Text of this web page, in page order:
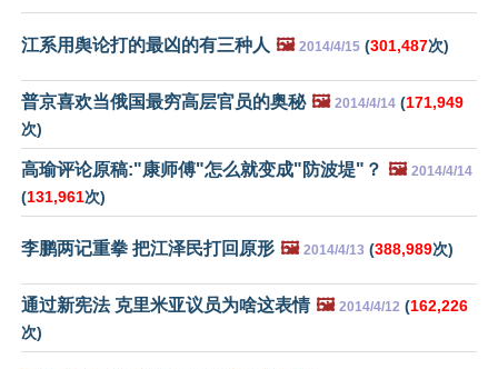
江系用舆论打的最凶的有三种人 🖼️ 2014/4/15 (301,487次)
普京喜欢当俄国最穷高层官员的奥秘 🖼️ 2014/4/14 (171,949
次)
高瑜评论原稿:"康师傅"怎么就变成"防波堤"？ 🖼️ 2014/4/14
(131,961次)
李鹏两记重拳 把江泽民打回原形 🖼️ 2014/4/13 (388,989次)
通过新宪法 克里米亚议员为啥这表情 🖼️ 2014/4/12 (162,226
次)